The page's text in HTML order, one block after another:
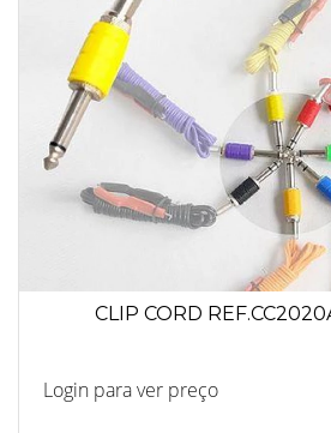
CLIP CORD
Login para ver preço